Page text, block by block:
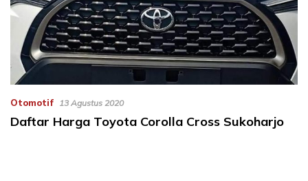
Otomotif 13 Agustus 2020
Daftar Harga Toyota Corolla Cross Sukoharjo